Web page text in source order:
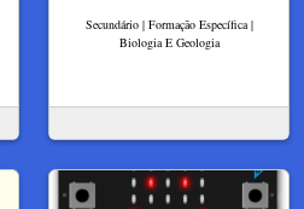
Secundário | Formação Específica |
Biologia E Geologia